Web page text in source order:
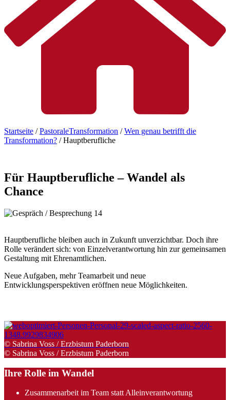
Startseite /PastoraleTransformation /Wen genau betrifft die
Transformation? /Hauptberufliche
Für Hauptberufliche–Wandel als
Chance
Hauptberufliche bleiben auch in Zukunft unverzichtbar. Doch ihre
Rolle verändert sich: von Einzelverantwortung hin zur gemeinsamen
Gestaltung mit Ehrenamtlichen.
Neue Aufgaben, mehr Teamarbeit und neue
Entwicklungsperspektiven eröffnen neue Möglichkeiten.
© Sabrina Voss / Erzbistum Paderborn
© Sabrina Voss / Erzbistum Paderborn
Ihre Rolle im Wandel
Zusammenarbeit im Team statt Alleinverantwortung